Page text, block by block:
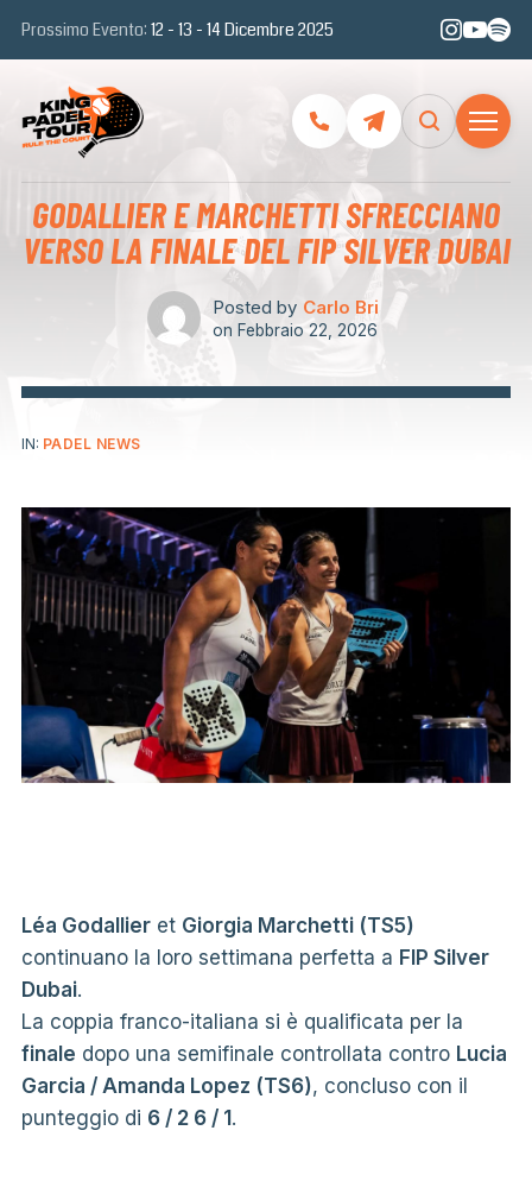
Prossimo Evento: 12 - 13 - 14 Dicembre 2025
GODALLIER E MARCHETTI SFRECCIANO
VERSO LA FINALE DEL FIP SILVER DUBAI
Posted by Carlo Bri
on Febbraio 22, 2026
IN: PADEL NEWS
Léa Godallieret Giorgia Marchetti (TS5)
continuano la loro settimana perfetta a FIP Silver
Dubai.
La coppia franco-italiana si è qualificata per la
finale dopo una semifinale controllata contro Lucia
Garcia / Amanda Lopez (TS6), concluso con il
punteggio di 6 / 2 6 / 1.